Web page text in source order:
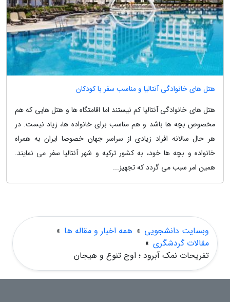
هتل های خانوادگی آنتالیا و مناسب سفر با کودکان
هتل های خانوادگی آنتالیا کم نیستند اما اقامتگاه ها و هتل هایی که هم
مخصوص بچه ها باشد و هم مناسب برای خانواده ها، زیاد نیست. در
هر حال سالانه افراد زیادی از سراسر جهان خصوصا ایران به همراه
خانواده و بچه ها خود، به کشور ترکیه و شهر آنتالیا سفر می نمایند.
همین امر سبب می گردد که تجهیز...
وبسایت دانشجویی » همه اخبار و مقاله ها »
مقالات گردشگری »
تفریحات نمک آبرود ؛ اوج تنوع و هیجان